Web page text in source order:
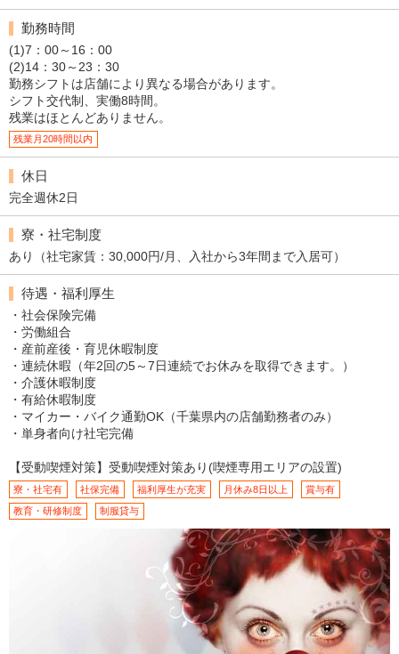
勤務時間
(1)7：00～16：00
(2)14：30～23：30
勤務シフトは店舗により異なる場合があります。
シフト交代制、実働8時間。
残業はほとんどありません。
残業月20時間以内
休日
完全週休2日
寮・社宅制度
あり（社宅家賃：30,000円/月、入社から3年間まで入居可）
待遇・福利厚生
・社会保険完備
・労働組合
・産前産後・育児休暇制度
・連続休暇（年2回の5～7日連続でお休みを取得できます。）
・介護休暇制度
・有給休暇制度
・マイカー・バイク通勤OK（千葉県内の店舗勤務者のみ）
・単身者向け社宅完備
【受動喫煙対策】受動喫煙対策あり(喫煙専用エリアの設置)
寮・社宅有 社保完備 福利厚生が充実 月休み8日以上 賞与有
教育・研修制度 制服貸与